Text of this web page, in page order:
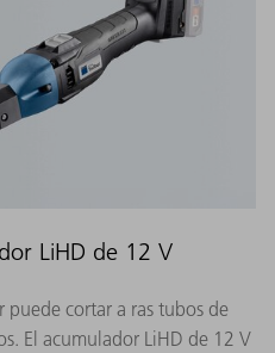
LiHD de 12 V
cortar a ras tubos de
El acumulador LiHD de 12 V